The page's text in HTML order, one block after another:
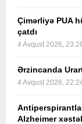
Çimərliyə PUA
çatdı
4 Avqust 2026,
Ərzincanda
4 Avqust 2026,
Alzheimer